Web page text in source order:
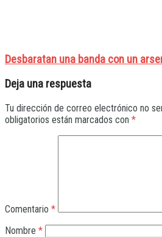
Desbaratan una banda con un
Deja una respuesta
Tu dirección de correo electrónico no
obligatorios están marcados con *
Comentario *
Nombre *